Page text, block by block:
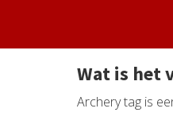
Wat is het
Archery tag is